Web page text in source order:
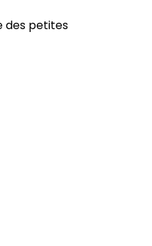
des petites